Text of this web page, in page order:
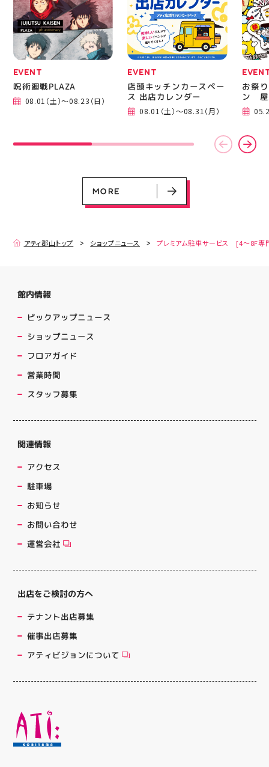
呪術廻戦PLAZA
店頭キッチンカースペース 出店カ
お祭りBBQビアガーデン 屋上で好
ヨドバシカメラ 平日限定1時間駐
プレミアム駐車サービス [4～8F
MORE
運んでください！ スポ
ーツナビゲーター一同、
店頭でお待ちしておりま
す(⁠◍⁠•⁠ᴗ⁠•⁠◍⁠)⁠ ・ #ゼビオ
#アティ郡山 #福島美少
女図鑑 #照山楓香
#ASICS
BBQ
祭り
手ぶ
み #
ィナ
#夏の
EVENT
呪術廻戦PLAZA
08.01（土）～08.23（日）
EVENT
店頭キッチンカースペー
ス 出店カレンダー
08.01（土）～08.31（月）
お祭
ン 屋
MORE
アティ郡山トップ ショップニュース プレミアム駐車サービス [4～8F専
館内情報
ピックアップニュース
ショップニュース
フロアガイド
営業時間
スタッフ募集
関連情報
アクセス
駐車場
お知らせ
お問い合わせ
運営会社
出店をご検討の方へ
テナント出店募集
催事出店募集
アティビジョンについて